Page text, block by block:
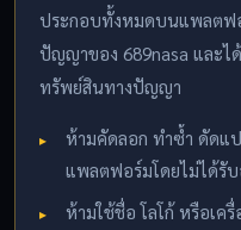
ประกอบทั้งหมดบนแพลตฟ
ปัญญาของ 689nasa และไ
ทรัพย์สินทางปัญญา
ห้ามคัดลอก ทำซ้ำ ดัดแ
แพลตฟอร์มโดยไม่ได้รั
ห้ามใช้ชื่อ โลโก้ หรือเค